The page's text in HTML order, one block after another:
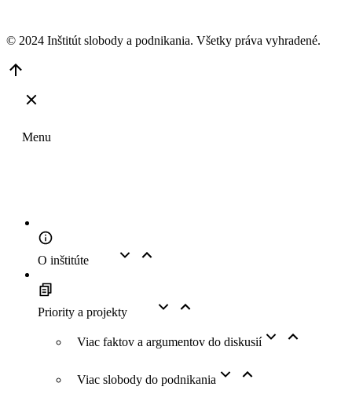
© 2024 Inštitút slobody a podnikania. Všetky práva vyhradené.
Top
Menu
O inštitúte
Priority a projekty
Viac faktov a argumentov do diskusií
Viac slobody do podnikania